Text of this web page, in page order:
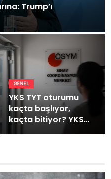
Trump’ı
GENEL
YKS TYT oturumu
kaçta başlıyor,
kaçta bitiyor? YKS